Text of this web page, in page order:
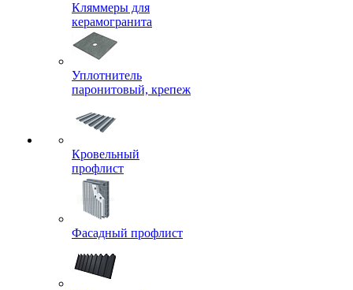
Кляммеры для
керамогранита
Уплотнитель
паронитовый, крепеж
Кровельный
профлист
Фасадный профлист